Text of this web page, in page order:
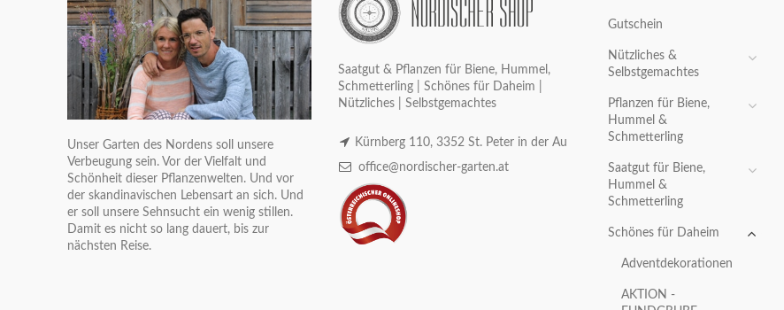
Unser Garten des Nordens soll unsere
Verbeugung sein. Vor der Vielfalt und
Schönheit dieser Pflanzenwelten. Und vor
der skandinavischen Lebensart an sich. Und
er soll unsere Sehnsucht ein wenig stillen.
Damit es nicht so lang dauert, bis zur
nächsten Reise.
Saatgut & Pflanzen für Biene, Hummel,
Schmetterling | Schönes für Daheim |
Nützliches | Selbstgemachtes
Kürnberg 110, 3352 St. Peter in der Au
office@nordischer-garten.at
Gutschein
Nützliches &
Selbstgemachtes
Pflanzen für Biene,
Hummel &
Schmetterling
Saatgut für Biene,
Hummel &
Schmetterling
Schönes für Daheim
Adventdekorationen
AKTION -